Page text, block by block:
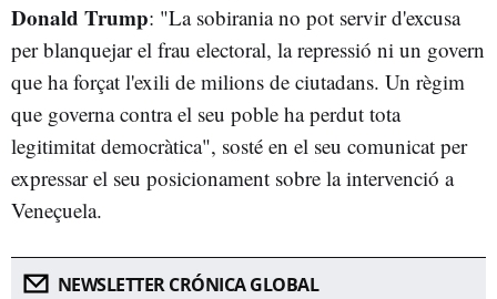
Donald Trump: "La sobirania no pot servir d'excusa
per blanquejar el frau electoral, la repressió ni un govern
que ha forçat l'exili de milions de ciutadans. Un règim
que governa contra el seu poble ha perdut tota
legitimitat democràtica", sosté en el seu comunicat per
expressar el seu posicionament sobre la intervenció a
Veneçuela.
NEWSLETTER CRÓNICA GLOBAL